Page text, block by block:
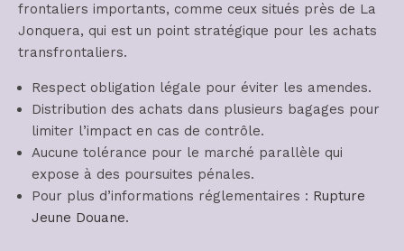
frontaliers importants, comme ceux situés près de La
Jonquera, qui est un point stratégique pour les achats
transfrontaliers.
Respect obligation légale pour éviter les amendes.
Distribution des achats dans plusieurs bagages pour
limiter l’impact en cas de contrôle.
Aucune tolérance pour le marché parallèle qui
expose à des poursuites pénales.
Pour plus d’informations réglementaires : Rupture
Jeune Douane.